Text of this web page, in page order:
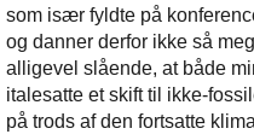
som især fyldte på
og danner derfor ikke så
alligevel slående, at både
italesatte et skift til ikke-
på trods af den fortsatte